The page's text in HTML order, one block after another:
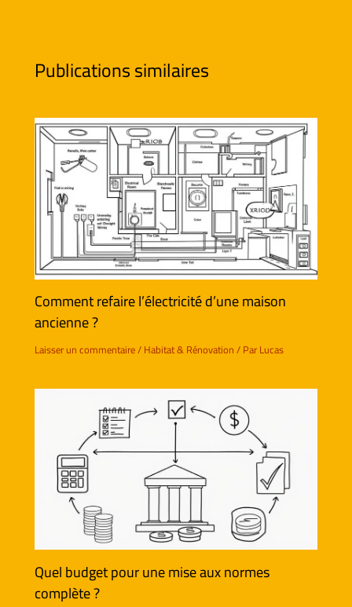
Publications similaires
Comment refaire l’électricité d’une maison
ancienne ?
Laisser un commentaire/Habitat & Rénovation/ ParLucas
Quel budget pour une mise aux normes
complète ?